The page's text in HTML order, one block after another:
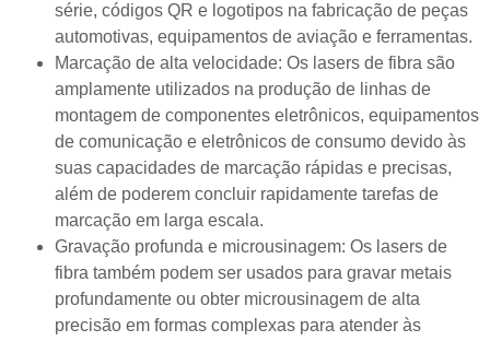
série, códigos QR e logotipos na fabricação de peças
automotivas, equipamentos de aviação e ferramentas.
Marcação de alta velocidade: Os lasers de fibra são
amplamente utilizados na produção de linhas de
montagem de componentes eletrônicos, equipamentos
de comunicação e eletrônicos de consumo devido às
suas capacidades de marcação rápidas e precisas,
além de poderem concluir rapidamente tarefas de
marcação em larga escala.
Gravação profunda e microusinagem: Os lasers de
fibra também podem ser usados para gravar metais
profundamente ou obter microusinagem de alta
precisão em formas complexas para atender às